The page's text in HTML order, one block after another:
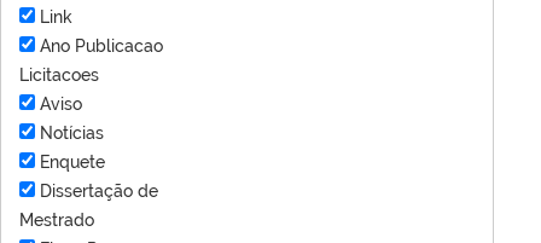
Link
Ano Publicacao
Licitacoes
Aviso
Notícias
Enquete
Dissertação de
Mestrado